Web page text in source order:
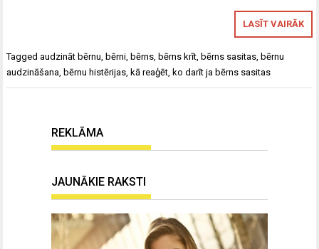
LASĪT VAIRĀK
Taggedaudzināt bērnu ,bērni ,bērns ,bērns krīt ,bērns sasitas ,bērnu
audzināšana ,bērnu histērijas ,kā reaģēt ,ko darīt ja bērns sasitas
REKLĀMA
JAUNĀKIE RAKSTI